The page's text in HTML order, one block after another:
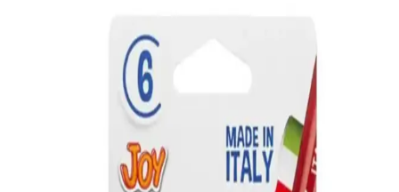
Midilife Lifebed Cotton Yaylı Yatak 65x95 cm doğal
malzeme ve ergonomik tasarım ile sağlıklı uyku
Midilife Lifebed Cotton Yaylı Yatak, doğal malzeme, çift taraflı
kullanım ve ergonomik tasarımıyla çocuklar ve bebekler için ideal,
uzun ömürlü ve hijyenik uyku ortamı sunar.